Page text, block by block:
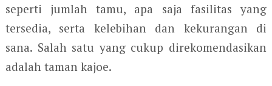
seperti jumlah tamu, apa saja fasilitas yang
tersedia, serta kelebihan dan kekurangan di
sana. Salah satu yang cukup direkomendasikan
adalah taman kajoe.